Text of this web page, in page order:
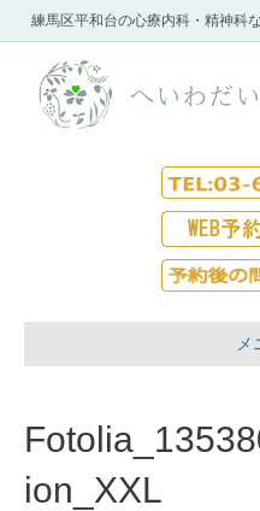
練馬区平和台の心療内科・精神科
メ
ion_XXL